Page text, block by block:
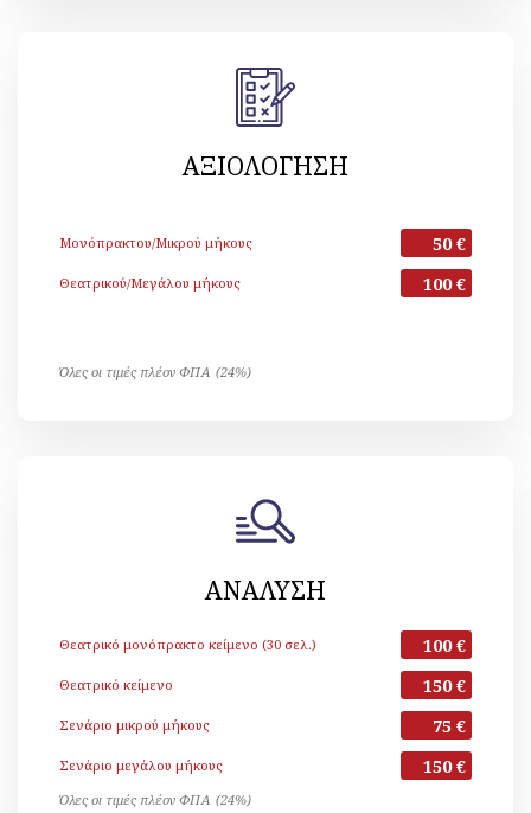
ΑΞΙΟΛΟΓΗΣΗ
Μονόπρακτου/Μικρού μήκους 50 €
Θεατρικού/Μεγάλου μήκους 100 €
Όλες οι τιμές πλέον ΦΠΑ (24%)
ΑΝΑΛΥΣΗ
Θεατρικό μονόπρακτο κείμενο (30 σελ.) 100 €
Θεατρικό κείμενο 150 €
Σενάριο μικρού μήκους 75 €
Σενάριο μεγάλου μήκους 150 €
Όλες οι τιμές πλέον ΦΠΑ (24%)